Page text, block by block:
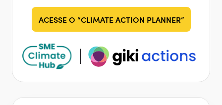
ACESSE O “CLIMATE ACTION PLANNER”